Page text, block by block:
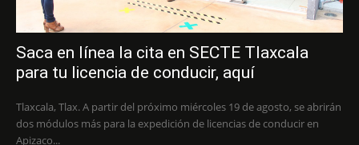
Saca en línea la cita en SECTE Tlaxcala
para tu licencia de conducir, aquí
Tlaxcala, Tlax. A partir del próximo miércoles 19 de agosto, se abrirán
dos módulos más para la expedición de licencias de conducir en
Apizaco...